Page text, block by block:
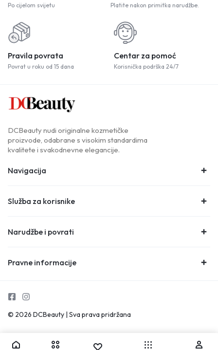
Po cijelom svijetu Platite nakon primitka narudžbe.
Pravila povrata
Povrat u roku od 15 dana
Centar za pomoć
Korisnička podrška 24/7
DCBeauty nudi originalne kozmetičke
proizvode, odabrane s visokim standardima
kvalitete i svakodnevne elegancije.
Navigacija
Služba za korisnike
Narudžbe i povrati
Pravne informacije
© 2026 DCBeauty | Sva prava pridržana